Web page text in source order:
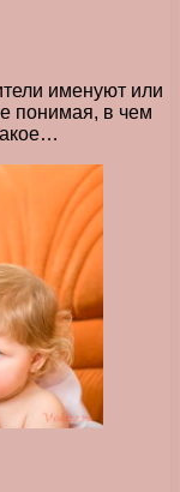
именуют или
понимая, в чем